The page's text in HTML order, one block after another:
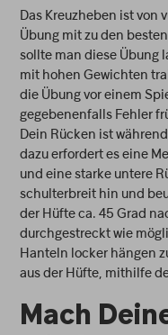
Das Kreuzheben ist von
Übung mit zu den
sollte man diese Übung
mit hohen Gewichten
die Übung vor einem
gegebenenfalls Fehler
Dein Rücken ist
dazu erfordert es eine
und eine starke untere
schulterbreit hin und
der Hüfte ca. 45 Grad
durchgestreckt wie
Hanteln locker hängen
aus der Hüfte, mithilfe
Mach